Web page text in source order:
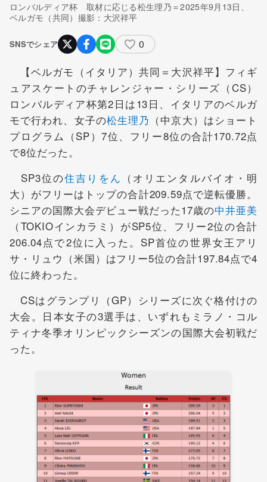
ロンバルディア杯 取材に応じる松生理乃＝2025年9月13日、
ベルガモ（共同）撮影：大沢祥平
SNSでシェア 0
【ベルガモ（イタリア）共同＝大沢祥平】フィギ
ュアスケートのチャレンジャー・シリーズ（CS）
ロンバルディア杯第2日は13日、イタリアのベルガ
モで行われ、女子の松生理乃 （中京大）はショート
プログラム（SP）7位、フリー8位の合計170.72点
で8位だった。
SP3位の住吉りをん （オリエンタルバイオ・明
大）がフリーはトップの合計209.59点で逆転優勝。
シニアの国際大会デビュー戦だった17歳の中井亜美
（TOKIOインカラミ）がSP5位、フリー2位の合計
206.04点で2位に入った。SP首位の世界女王アリ
サ・リュウ（米国）はフリー5位の合計197.84点で4
位に終わった。
CSはグランプリ（GP）シリーズに次ぐ格付けの
大会。日本女子の3選手は、いずれもミラノ・コル
ティナ冬季オリンピックシーズンの国際大会初戦だ
った。